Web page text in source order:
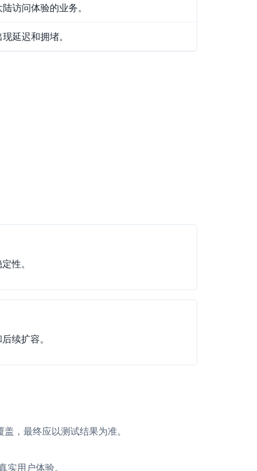
访问体验的业务。
延迟和拥堵。
性。
续扩容。
，最终应以测试结果为准。
用户体验。